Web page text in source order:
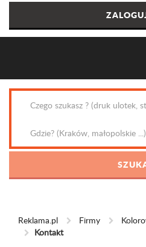
Reklama.pl Firmy
Kontakt